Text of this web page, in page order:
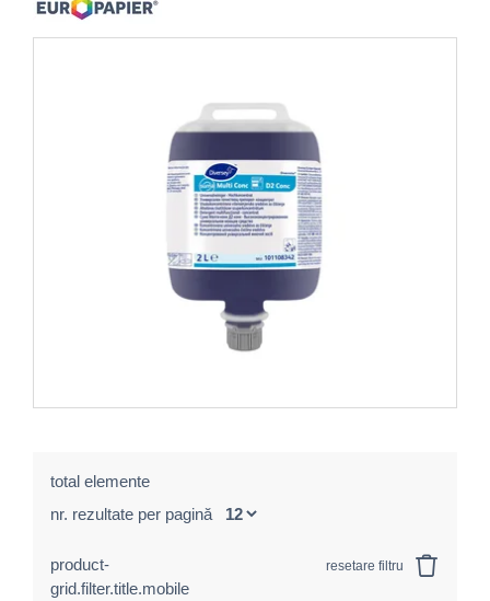
total elemente
nr. rezultate per pagină
product-
grid.filter.title.mobile
resetare filtru